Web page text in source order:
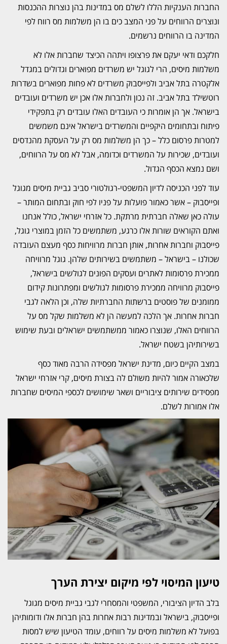
החברות הענקיות הללו לשלם מס במדינות בהן נוצרות ההכנסות
ונוצרים הרווחים על פני המצב כים בו הן משלמות מס רווח לפי
המדינה בו הרווחים נרשמים.
חלקכם ודאי יעקם את פרצופו ויתהה הכיצד שחברות אלו לא
משלמות מיסים, הרי לגוגל יש משרדים מפוארים וגדולים במגדל
אלקטרה בתל אביב ולפייסבוק משרדים לא פחות מפוארים בשדרות
רוטשילד בתל אביב. זה נכון ולחברות אלו אכן יש משרדים ועובדים
בישראל. אך הן אומרות כי העובדים האלו עובדים רק בתפקידי
פיתוח ובתחומים היקפיים והמשרדים בישראל אינם משמשים
למטרות פרסום כלל – כך הן משלמות מס רק על העסקת מהנדסים
ועובדים, שכירות על המשרדים וכדומה, אבל לא מס על הרווחים,
ושם נמצא הכסף הגדול.
עוד לפני הכניסה לדיון המשפטי-רגולטורי סביב גביית מיסים מגוגל
ופייסבוק – אשר כאמור פועלות על פניו לפי חוק ובתחום המותר –
עולה כאן שאלה חברתית מרתקת. כל אזרחי ישראל, כולל אנחנו
ואתם הקוראים שורות אלו כרגע, משתמשים כל הזמן במוצרי גוגל,
פייסבוק וחברות אחרות, אותן חברות מרוויחות כסף מעצם העובדה
שכולנו – בישראל – משתמשים בשירותים שלהן. גוגל מרוויחה
ממכירת פרסומות לאתרים ועסקים הפונים לגולשים בישראל,
פייסבוק מרוויחה ממכירת פרסומות לגולשים ומפתרונות קידום
ממומנים של פוסטים ברשתות החברתיות שלה, וכן הלאה לגבי
חברות אחרות. אך הלכה למעשה הן לא משלמות שקל מס על
הרווחים האלו, שנוצרו כאמור ממשתמשים ישראלים ובעת שימוש
בשירותיהן בשטח ישראל.
במצב הקיים כיום, מדינת ישראל מפסידה הרבה מאוד כסף
שלכאורה אמור להיות משולם לה בצורת מיסים, קרי אזרחי ישראל
מפסידים שירותים ציבוריים ושאר שימושים לכספי המיסים שחברות
אלו אמורות לשלם.
טיעון המיסוי לפי מיקום יצירת הערך
בלב הדיון הציבורי, המשפטי והמסחרי לגבי גביית מיסים מגוגל
ופייסבוק, בישראל ובמדינות רבות אחרות בהן חברות אלו ודומותיהן
בפועל לא משלמות מיסים על רווחים, עומד הטיעון שיש למסות